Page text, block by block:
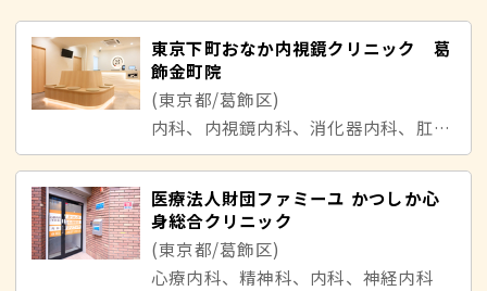
東京下町おなか内視鏡クリニック 葛
飾金町院
(東京都/葛飾区)
内科、内視鏡内科、消化器内科、肛門内科
医療法人財団ファミーユ かつしか心
身総合クリニック
(東京都/葛飾区)
心療内科、精神科、内科、神経内科